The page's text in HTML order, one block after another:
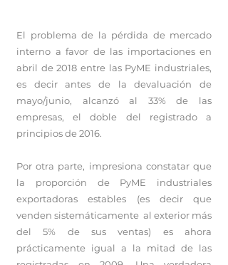
El problema de la pérdida de mercado
interno a favor de las importaciones en
abril de 2018 entre las PyME industriales,
es decir antes de la devaluación de
mayo/junio, alcanzó al 33% de las
empresas, el doble del registrado a
principios de 2016.
Por otra parte, impresiona constatar que
la proporción de PyME industriales
exportadoras estables (es decir que
venden sistemáticamente al exterior más
del 5% de sus ventas) es ahora
prácticamente igual a la mitad de las